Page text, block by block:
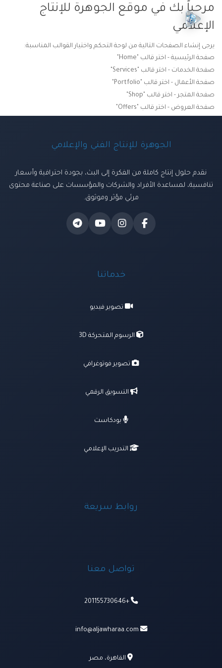
مرحباً بك في موقع الجوهرة للإنتاج
الإعلامي
يرجى إنشاء الصفحات التالية من لوحة التحكم واختيار القوالب المناسبة:
صفحة الرئيسية - اختر قالب "Home"
صفحة الخدمات - اختر قالب "Services"
صفحة الأعمال - اختر قالب "Portfolio"
صفحة المتجر - اختر قالب "Shop"
صفحة العروض - اختر قالب "Offers"
الجوهرة للإنتاج الفني والإعلامي
نقدم حلول إنتاج كاملة من الفكرة إلى البث، بجودة احترافية وأسعار
تنافسية، لمساعدة الأفراد والشركات والمؤسسات على صناعة محتوى
مرئي مؤثر وموثوق.
خدماتنا
تصوير فيديو
الرسوم المتحركة 3D
تصوير فوتوغرافي
التسويق الرقمي
بودكاست
التدريب الإعلامي
روابط سريعة
تواصل معنا
+201155730646
info@aljawharaa.com
القاهرة، مصر